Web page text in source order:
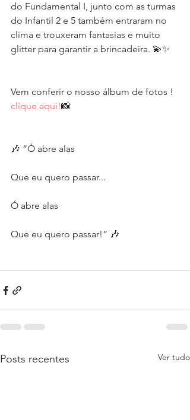
do Fundamental I, junto com as turmas
do Infantil 2 e 5 também entraram no
clima e trouxeram fantasias e muito
glitter para garantir a brincadeira. 💫✨
Vem conferir o nosso álbum de fotos !
clique aqui!📸
🎶 “Ó abre alas
Que eu quero passar...
Ó abre alas
Que eu quero passar!” 🎶
Posts recentes Ver tudo